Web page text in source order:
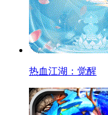
热血江湖：觉醒